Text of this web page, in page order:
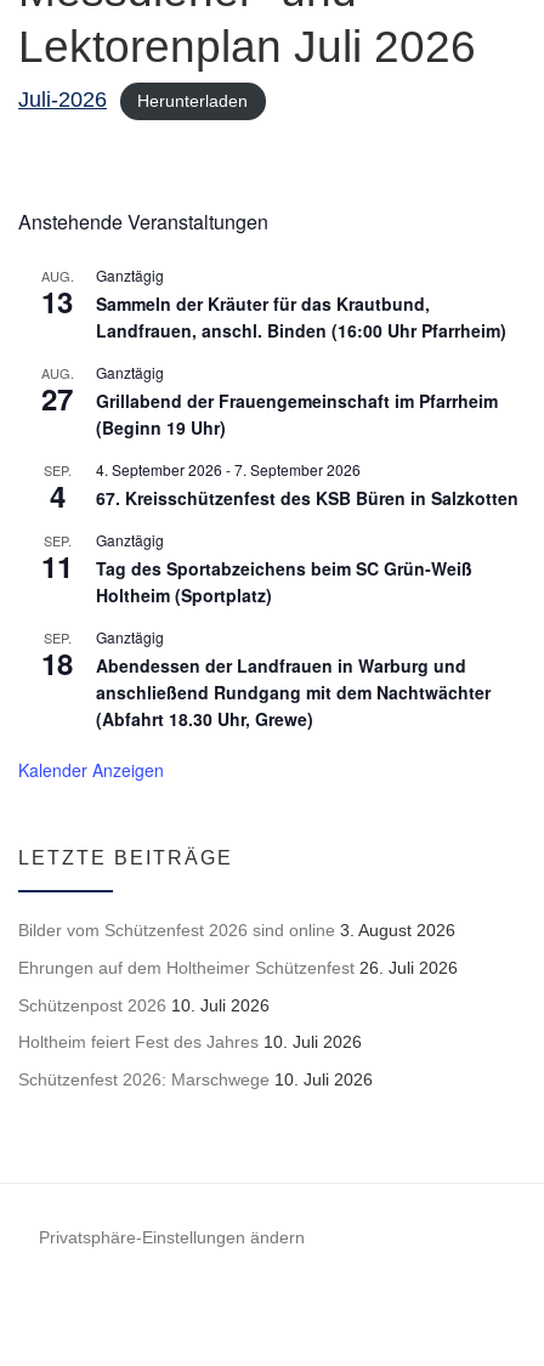
Lektorenplan Juli 2026
Juli-2026 Herunterladen
Anstehende Veranstaltungen
AUG.
13
Ganztägig
Sammeln der Kräuter für das Krautbund,
Landfrauen, anschl. Binden (16:00 Uhr Pfarrheim)
AUG.
27
Ganztägig
Grillabend der Frauengemeinschaft im Pfarrheim
(Beginn 19 Uhr)
SEP.
4
4. September 2026 -7. September 2026
67. Kreisschützenfest des KSB Büren in Salzkotten
SEP.
11
Ganztägig
Tag des Sportabzeichens beim SC Grün-Weiß
Holtheim (Sportplatz)
SEP.
18
Ganztägig
Abendessen der Landfrauen in Warburg und
anschließend Rundgang mit dem Nachtwächter
(Abfahrt 18.30 Uhr, Grewe)
Kalender Anzeigen
LETZTE BEITRÄGE
Bilder vom Schützenfest 2026 sind online 3. August 2026
Ehrungen auf dem Holtheimer Schützenfest 26. Juli 2026
Schützenpost 2026 10. Juli 2026
Holtheim feiert Fest des Jahres 10. Juli 2026
Schützenfest 2026: Marschwege 10. Juli 2026
Privatsphäre-Einstellungen ändern